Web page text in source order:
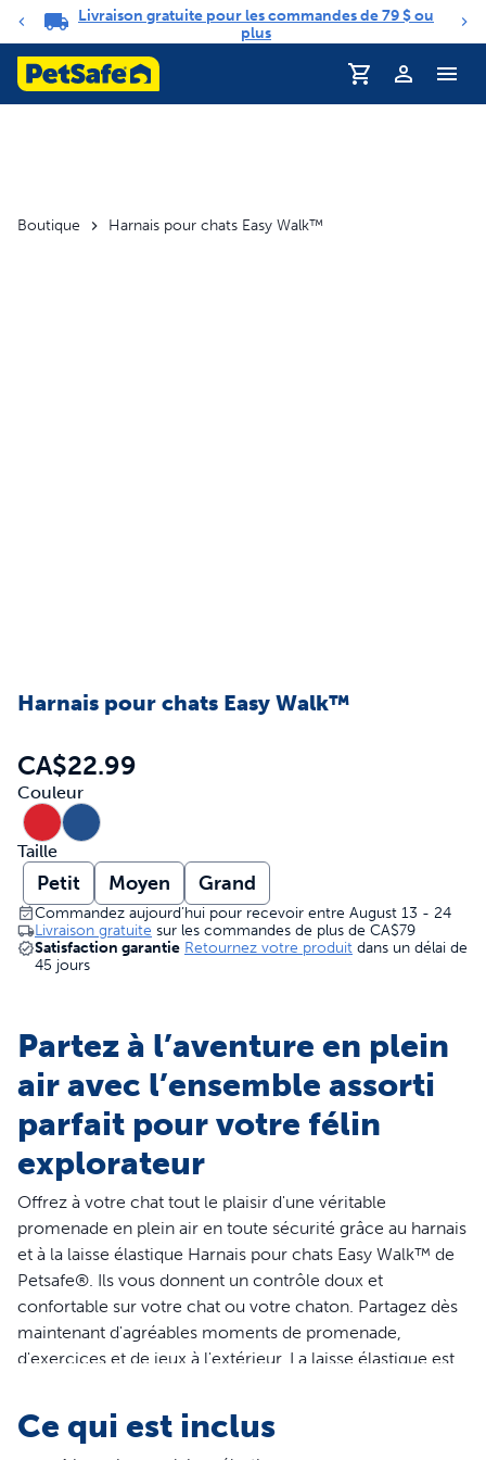
Carrousel de notifications
Livraison gratuite pour les commandes de 79 $ ou
plus
Profil
Boutique Harnais pour chats Easy Walk™
Harnais pour chats Easy Walk™
CA$22.99
Couleur
Taille
Petit Moyen Grand
Commandez aujourd’hui pour recevoir entre August 13 - 24
Livraison gratuite sur les commandes de plus de CA$79
Satisfaction garantie Retournez votre produit dans un délai de
45 jours
Partez à l’aventure en plein
air avec l’ensemble assorti
parfait pour votre félin
explorateur
Offrez à votre chat tout le plaisir d'une véritable
promenade en plein air en toute sécurité grâce au harnais
et à la laisse élastique Harnais pour chats Easy Walk™ de
Petsafe®. Ils vous donnent un contrôle doux et
confortable sur votre chat ou votre chaton. Partagez dès
maintenant d'agréables moments de promenade,
d'exercices et de jeux à l'extérieur. La laisse élastique est
contrôle doux et sûr sur votre chat. Quand le chat
avance, la laisse suit ses mouvements et se resserre
Ce qui est inclus